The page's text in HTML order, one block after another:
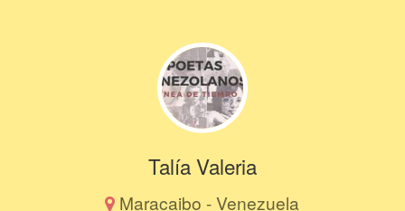
Talía Valeria
Maracaibo - Venezuela